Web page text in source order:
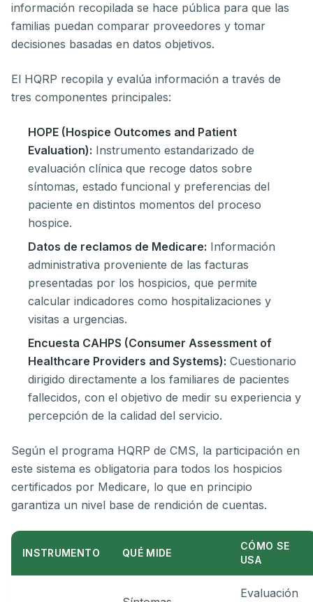
información recopilada se hace pública para que las
familias puedan comparar proveedores y tomar
decisiones basadas en datos objetivos.
El HQRP recopila y evalúa información a través de
tres componentes principales:
HOPE (Hospice Outcomes and Patient
Evaluation): Instrumento estandarizado de
evaluación clínica que recoge datos sobre
síntomas, estado funcional y preferencias del
paciente en distintos momentos del proceso
hospice.
Datos de reclamos de Medicare: Información
administrativa proveniente de las facturas
presentadas por los hospicios, que permite
calcular indicadores como hospitalizaciones y
visitas a urgencias.
Encuesta CAHPS (Consumer Assessment of
Healthcare Providers and Systems): Cuestionario
dirigido directamente a los familiares de pacientes
fallecidos, con el objetivo de medir su experiencia y
percepción de la calidad del servicio.
Según el programa HQRP de CMS, la participación en
este sistema es obligatoria para todos los hospicios
certificados por Medicare, lo que en principio
garantiza un nivel base de rendición de cuentas.
INSTRUMENTO QUÉ MIDE
CÓMO SE
USA
Evaluación